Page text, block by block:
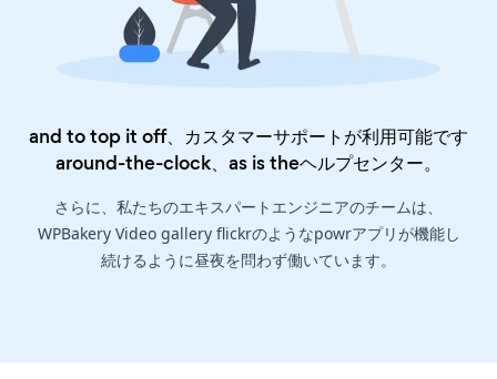
and to top it off、カスタマーサポートが利用可能です
around-the-clock、as is theヘルプセンター。
さらに、私たちのエキスパートエンジニアのチームは、
WPBakery Video gallery flickrのようなpowrアプリが機能し
続けるように昼夜を問わず働いています。